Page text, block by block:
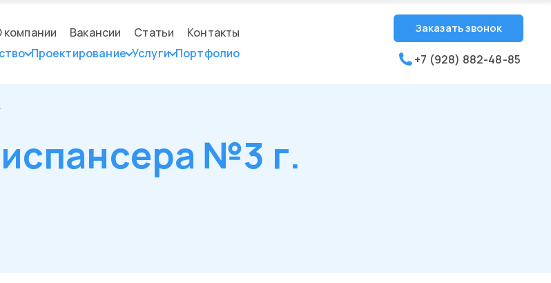
компании Вакансии Статьи
Контакты
Проектирование Услуги Портфолио
Заказать звонок
+7 (928) 882-48-85
№3 г.